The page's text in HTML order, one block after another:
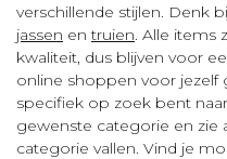
verschillende stijlen. Denk
jassen entruien . Alle
kwaliteit, dus blijven voor
online shoppen voor jezelf
specifiek op zoek bent
gewenste categorie en zie
categorie vallen. Vind je